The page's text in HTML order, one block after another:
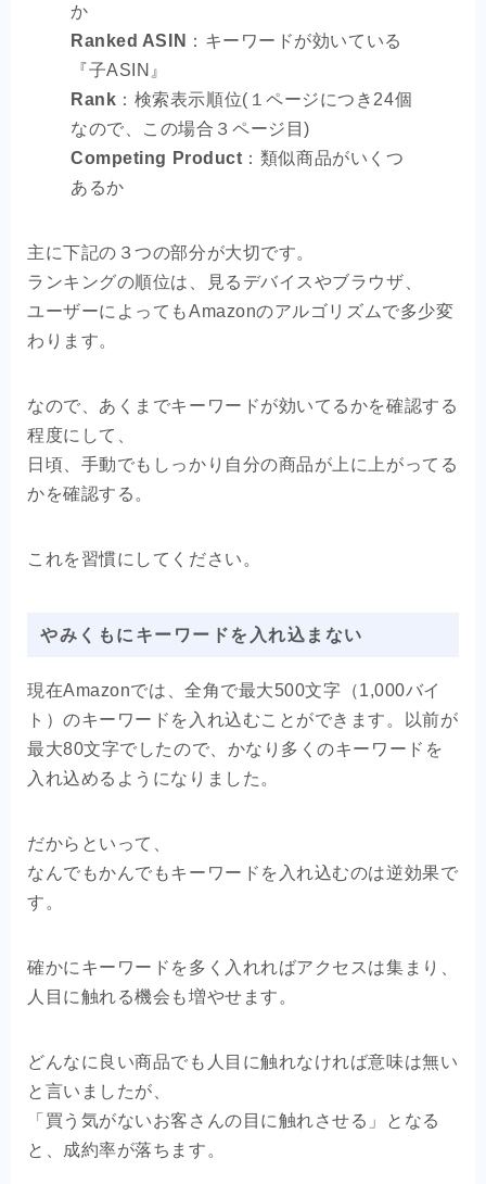
か
Ranked ASIN ：キーワードが効いている
『子ASIN』
Rank ：検索表示順位(１ページにつき24個
なので、この場合３ページ目)
Competing Product ：類似商品がいくつ
あるか
主に下記の３つの部分が大切です。
ランキングの順位は、見るデバイスやブラウザ、
ユーザーによってもAmazonのアルゴリズムで多少変
わります。
なので、あくまでキーワードが効いてるかを確認する
程度にして、
日頃、手動でもしっかり自分の商品が上に上がってる
かを確認する。
これを習慣にしてください。
やみくもにキーワードを入れ込まない
現在Amazonでは、全角で最大500文字（1,000バイ
ト）のキーワードを入れ込むことができます。以前が
最大80文字でしたので、かなり多くのキーワードを
入れ込めるようになりました。
だからといって、
なんでもかんでもキーワードを入れ込むのは逆効果で
す。
確かにキーワードを多く入れればアクセスは集まり、
人目に触れる機会も増やせます。
どんなに良い商品でも人目に触れなければ意味は無い
と言いましたが、
「買う気がないお客さんの目に触れさせる」となる
と、成約率が落ちます。